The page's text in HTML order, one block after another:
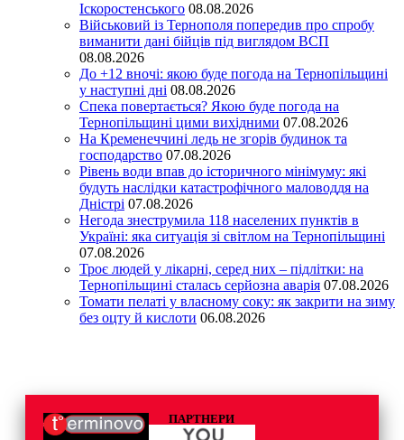
Іскоростенського 08.08.2026
Військовий із Тернополя попередив про спробу
виманити дані бійців під виглядом ВСП
08.08.2026
До +12 вночі: якою буде погода на Тернопільщині
у наступні дні 08.08.2026
Спека повертається? Якою буде погода на
Тернопільщині цими вихідними 07.08.2026
На Кременеччині ледь не згорів будинок та
господарство 07.08.2026
Рівень води впав до історичного мінімуму: які
будуть наслідки катастрофічного маловоддя на
Дністрі 07.08.2026
Негода знеструмила 118 населених пунктів в
Україні: яка ситуація зі світлом на Тернопільщині
07.08.2026
Троє людей у лікарні, серед них – підлітки: на
Тернопільщині сталась серйозна аварія 07.08.2026
Томати пелаті у власному соку: як закрити на зиму
без оцту й кислоти 06.08.2026
ПАРТНЕРИ